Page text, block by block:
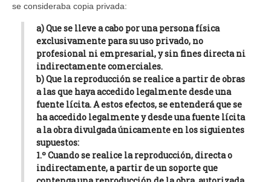
se consideraba copia privada:
a) Que se lleve a cabo por una persona física
exclusivamente para su uso privado, no
profesional ni empresarial, y sin fines directa ni
indirectamente comerciales.
b) Que la reproducción se realice a partir de obras
a las que haya accedido legalmente desde una
fuente lícita. A estos efectos, se entenderá que se
ha accedido legalmente y desde una fuente lícita
a la obra divulgada únicamente en los siguientes
supuestos:
1.º Cuando se realice la reproducción, directa o
indirectamente, a partir de un soporte que